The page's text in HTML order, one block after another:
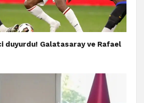
duyurdu! Galatasaray ve Rafael